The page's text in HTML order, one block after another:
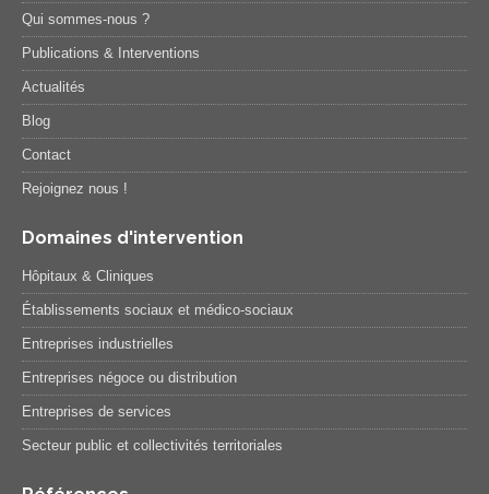
Qui sommes-nous ?
Publications & Interventions
Actualités
Blog
Contact
Rejoignez nous !
Domaines d'intervention
Hôpitaux & Cliniques
Établissements sociaux et médico-sociaux
Entreprises industrielles
Entreprises négoce ou distribution
Entreprises de services
Secteur public et collectivités territoriales